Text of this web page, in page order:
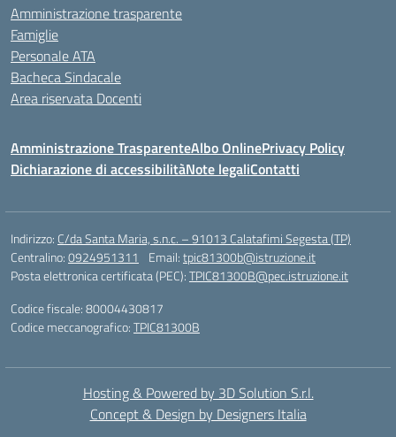
Amministrazione trasparente
Famiglie
Personale ATA
Bacheca Sindacale
Area riservata Docenti
Amministrazione TrasparenteAlbo OnlinePrivacy Policy
Dichiarazione di accessibilitàNote legaliContatti
Indirizzo: C/da Santa Maria, s.n.c. – 91013 Calatafimi Segesta (TP)
Centralino:0924951311 Email:tpic81300b@istruzione.it
Posta elettronica certificata (PEC):TPIC81300B@pec.istruzione.it
Codice fiscale: 80004430817
Codice meccanografico:TPIC81300B
Hosting & Powered by 3D Solution S.r.l.
Concept & Design by Designers Italia